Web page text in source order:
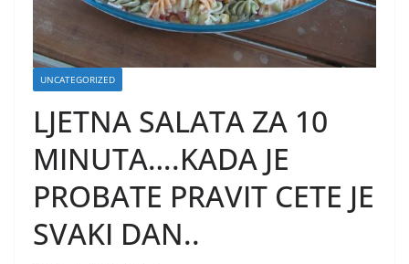
UNCATEGORIZED
LJETNA SALATA ZA 10
MINUTA….KADA JE
PROBATE PRAVIT CETE JE
SVAKI DAN..